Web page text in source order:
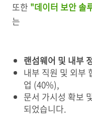
또한 "데이터 보안 솔
는
랜섬웨어 및 내부
내부 직원 및 외부
업 (40%),
문서 가시성 확보
되었습니다.